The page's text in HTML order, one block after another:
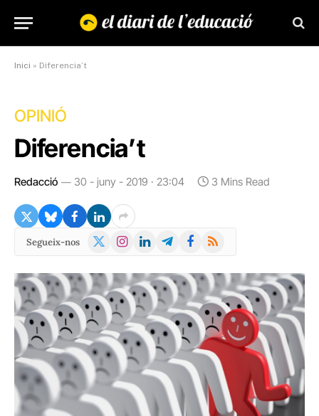
Inici » Diferencia’t
OPINIÓ
Diferencia’t
Redacció 30 - juny - 2019 · 23:04 3 Mins Read
Segueix-nos
X
Instagram
LinkedInTelegramFacebook
RSS